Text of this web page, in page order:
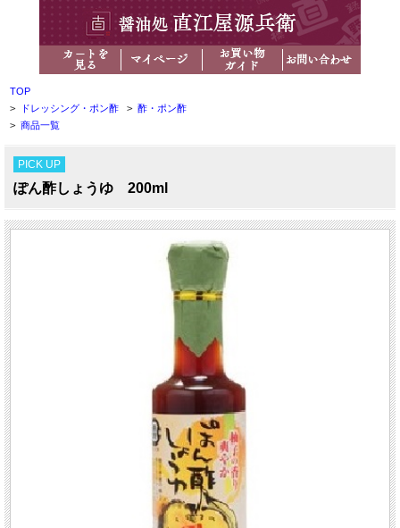
TOP
> ドレッシング・ポン酢 > 酢・ポン酢
> 商品一覧
PICK UP
ぽん酢しょうゆ 200ml